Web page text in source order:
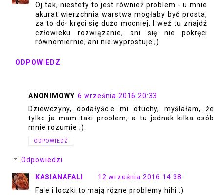
Oj tak, niestety to jest również problem - u mnie
akurat wierzchnia warstwa mogłaby być prosta,
za to dół kręci się dużo mocniej. I weź tu znajdź
człowieku rozwiązanie, ani się nie pokręci
równomiernie, ani nie wyprostuje ;)
ODPOWIEDZ
ANONIMOWY 6 września 2016 20:33
Dziewczyny, dodałyście mi otuchy, myślałam, że
tylko ja mam taki problem, a tu jednak kilka osób
mnie rozumie ;).
ODPOWIEDZ
Odpowiedzi
KASIANAFALI
12 września 2016 14:38
Fale i loczki to mają różne problemy hihi :)